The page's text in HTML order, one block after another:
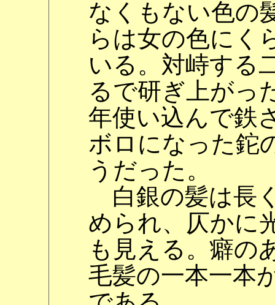
なくもない色の
らは女の色にく
いる。対峙する
るで研ぎ上がっ
年使い込んで鉄
ボロになった鉈
うだった。
白銀の髪は長
められ、仄かに
も見える。癖の
毛髪の一本一本